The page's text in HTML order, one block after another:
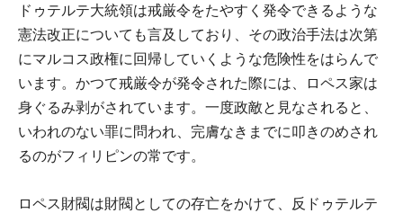
ドゥテルテ大統領は戒厳令をたやすく発令できるような
憲法改正についても言及しており、その政治手法は次第
にマルコス政権に回帰していくような危険性をはらんで
います。かつて戒厳令が発令された際には、ロペス家は
身ぐるみ剥がされています。一度政敵と見なされると、
いわれのない罪に問われ、完膚なきまでに叩きのめされ
るのがフィリピンの常です。
ロペス財閥は財閥としての存亡をかけて、反ドゥテルテ